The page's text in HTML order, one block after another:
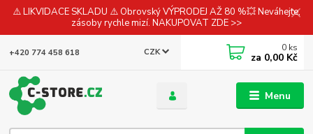
⚠️ LIKVIDACE SKLADU ⚠️ Obrovský VÝPRODEJ AŽ 80 %💥 Neváhejte,
zásoby rychle mizí. NAKUPOVAT ZDE >>
Menu
CZK
+420 774 458 618 0 ks
za 0,00 Kč